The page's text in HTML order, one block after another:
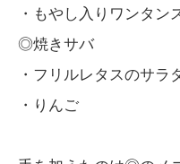
・もやし入りワンタン
◎焼きサバ
・フリルレタスのサラ
・りんご